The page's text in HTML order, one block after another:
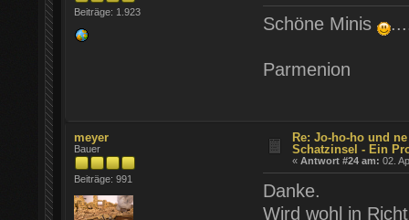
Beiträge: 1.923
Schöne Minis
Parmenion
meyer
Bauer
Beiträge: 991
Re: Jo-ho-ho und
Schatzinsel - Ein
«Antwort #24 am: 02.
Danke.
Wird wohl in